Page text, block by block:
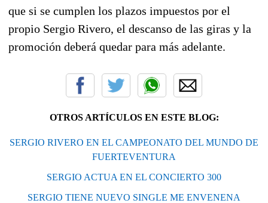
que si se cumplen los plazos impuestos por el
propio Sergio Rivero, el descanso de las giras y la
promoción deberá quedar para más adelante.
OTROS ARTÍCULOS EN ESTE BLOG:
SERGIO RIVERO EN EL CAMPEONATO DEL MUNDO DE
FUERTEVENTURA
SERGIO ACTUA EN EL CONCIERTO 300
SERGIO TIENE NUEVO SINGLE ME ENVENENA